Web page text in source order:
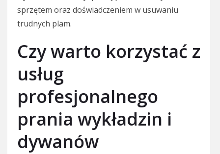
sprzętem oraz doświadczeniem w usuwaniu
trudnych plam.
Czy warto korzystać z
usług
profesjonalnego
prania wykładzin i
dywanów